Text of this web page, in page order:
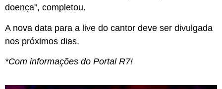
doença”, completou.
A nova data para a live do cantor deve ser divulgada
nos próximos dias.
*Com informações do Portal R7!